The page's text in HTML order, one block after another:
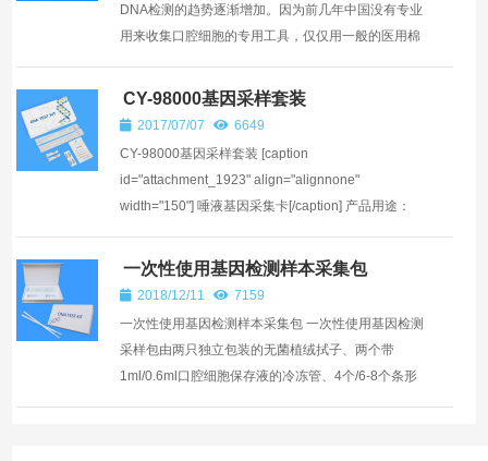
DNA检测的趋势逐渐增加。因为前几年中国没有专业
用来收集口腔细胞的专用工具，仅仅用一般的医用棉
次、幅度、检...
CY-98000基因采样套装
2017/07/07
6649
CY-98000基因采样套装 [caption
id="attachment_1923" align="alignnone"
width="150"] 唾液基因采集卡[/caption] 产品用途：
因检测，细胞学，分子诊断，...
一次性使用基因检测样本采集包
2018/12/11
7159
一次性使用基因检测样本采集包 一次性使用基因检测
采样包由两只独立包装的无菌植绒拭子、两个带
1ml/0.6ml口腔细胞保存液的冷冻管、4个/6-8个条形